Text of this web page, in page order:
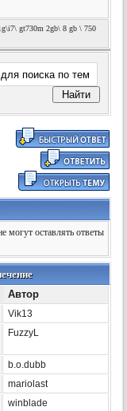
gt730m 2gb\ 8 gb \ 750
могут оставлять ответы
Автор
Vik13
FuzzyL
b.o.dubb
mariolast
winblade